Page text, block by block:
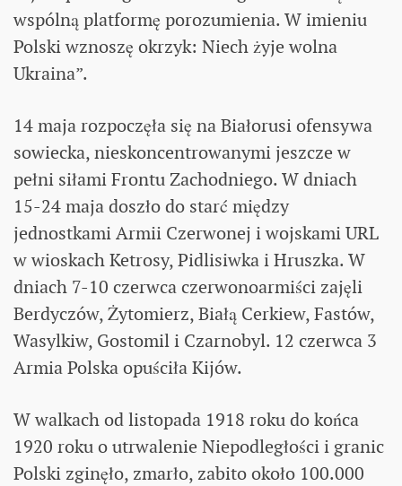
wspólną platformę porozumienia. W imieniu
Polski wznoszę okrzyk: Niech żyje wolna
Ukraina”.
14 maja rozpoczęła się na Białorusi ofensywa
sowiecka, nieskoncentrowanymi jeszcze w
pełni siłami Frontu Zachodniego. W dniach
15-24 maja doszło do starć między
jednostkami Armii Czerwonej i wojskami URL
w wioskach Ketrosy, Pidlisiwka i Hruszka. W
dniach 7-10 czerwca czerwonoarmiści zajęli
Berdyczów, Żytomierz, Białą Cerkiew, Fastów,
Wasylkiw, Gostomil i Czarnobyl. 12 czerwca 3
Armia Polska opuściła Kijów.
W walkach od listopada 1918 roku do końca
1920 roku o utrwalenie Niepodległości i granic
Polski zginęło, zmarło, zabito około 100.000